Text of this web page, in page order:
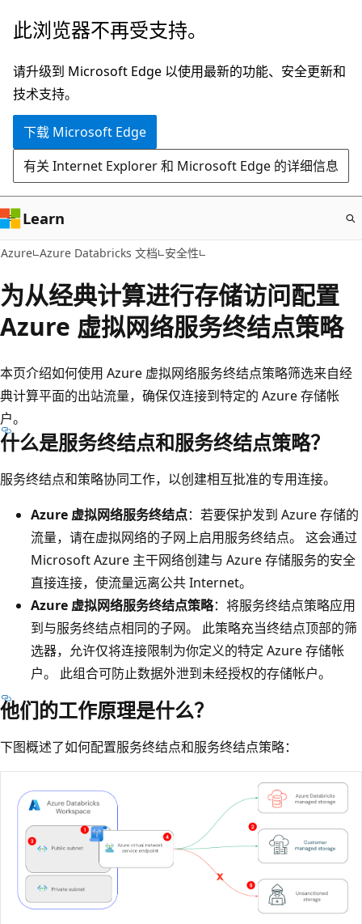
跳
主
要
内
此浏览器不再受支持。
请升级到 Microsoft Edge 以使用最新的功能、安全更新和
技术支持。
下载 Microsoft Edge
有关 Internet Explorer 和 Microsoft Edge 的详细信息
Learn
Azure Azure Databricks 文档 安全性
为从经典计算进行存储访问配置
Azure 虚拟网络服务终结点策略
本页介绍如何使用 Azure 虚拟网络服务终结点策略筛选来自经
典计算平面的出站流量，确保仅连接到特定的 Azure 存储帐
户。
什么是服务终结点和服务终结点策略？
服务终结点和策略协同工作，以创建相互批准的专用连接。
Azure 虚拟网络服务终结点：若要保护发到 Azure 存储的
流量，请在虚拟网络的子网上启用服务终结点。 这会通过
Microsoft Azure 主干网络创建与 Azure 存储服务的安全
直接连接，使流量远离公共 Internet。
Azure 虚拟网络服务终结点策略：将服务终结点策略应用
到与服务终结点相同的子网。 此策略充当终结点顶部的筛
选器，允许仅将连接限制为你定义的特定 Azure 存储帐
户。 此组合可防止数据外泄到未经授权的存储帐户。
他们的工作原理是什么？
下图概述了如何配置服务终结点和服务终结点策略：